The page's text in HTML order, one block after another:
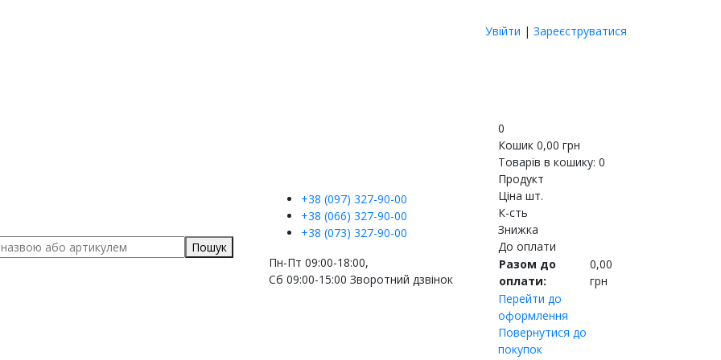
Увійти | Зареєструватися
Пошук
+38 (097) 327-90-00
+38 (066) 327-90-00
+38 (073) 327-90-00
Пн-Пт 09:00-18:00,
Сб 09:00-15:00 Зворотний дзвінок
0
Кошик 0,00 грн
Товарів в кошику: 0
Продукт
Ціна шт.
К-сть
Знижка
До оплати
Разом до
оплати:
0,00
грн
Перейти до
оформлення
Повернутися до
покупок